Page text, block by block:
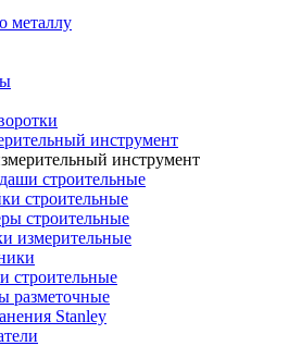
металлу
инструмент
инструмент
строительные
строительные
строительные
измерительные
строительные
разметочные
Stanley